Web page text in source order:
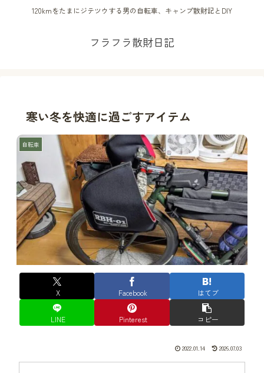
120kmをたまにジテツウする男の自転車、キャンプ散財記とDIY
フラフラ散財日記
寒い冬を快適に過ごすアイテム
自転車
X Facebook はてブ
LINE Pinterest コピー
2022.01.14 2026.07.03